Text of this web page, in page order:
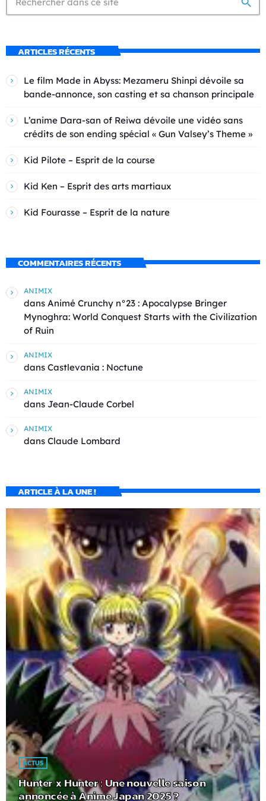
ARTICLES RÉCENTS
Le film Made in Abyss: Mezameru Shinpi dévoile sa
bande-annonce, son casting et sa chanson principale
L’anime Dara-san of Reiwa dévoile une vidéo sans
crédits de son ending spécial « Gun Valsey’s Theme »
Kid Pilote – Esprit de la course
Kid Ken – Esprit des arts martiaux
Kid Fourasse – Esprit de la nature
COMMENTAIRES RÉCENTS
ANIMIX
dans Animé Crunchy n°23 : Apocalypse Bringer
Mynoghra: World Conquest Starts with the Civilization
of Ruin
ANIMIX
dans Castlevania : Noctune
ANIMIX
dans Jean-Claude Corbel
ANIMIX
dans Claude Lombard
ARTICLE À LA UNE !
ACTUS
Hunter x Hunter : Une nouvelle saison
annoncée à Anime Japan 2025 ?